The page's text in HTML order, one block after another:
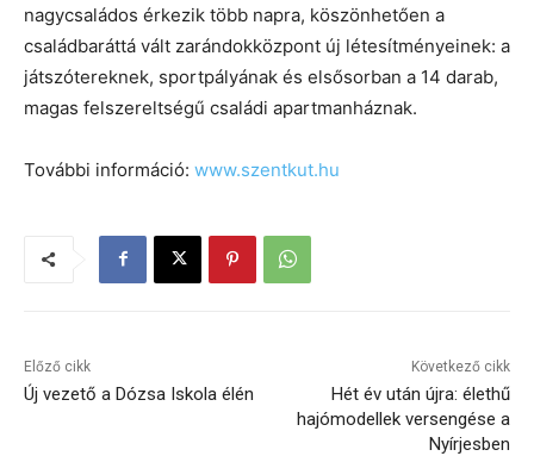
nagycsaládos érkezik több napra, köszönhetően a
családbaráttá vált zarándokközpont új létesítményeinek: a
játszótereknek, sportpályának és elsősorban a 14 darab,
magas felszereltségű családi apartmanháznak.
További információ: www.szentkut.hu
Előző cikk
Új vezető a Dózsa Iskola élén
Következő cikk
Hét év után újra: élethű
hajómodellek versengése a
Nyírjesben